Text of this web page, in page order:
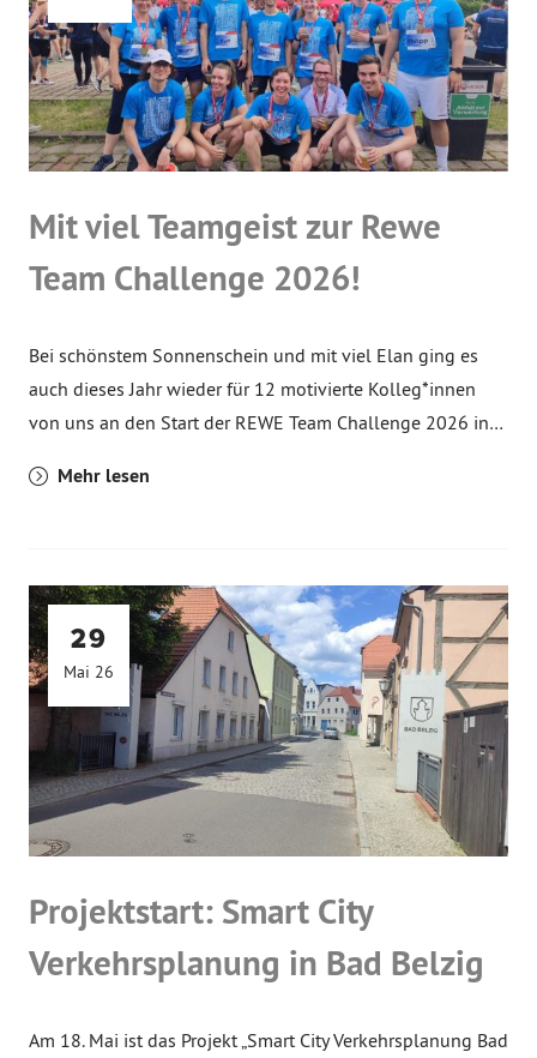
Mit viel Teamgeist zur Rewe
Team Challenge 2026!
Bei schönstem Sonnenschein und mit viel Elan ging es
auch dieses Jahr wieder für 12 motivierte Kolleg*innen
von uns an den Start der REWE Team Challenge 2026 in…
Mehr lesen
29
Mai 26
Projektstart: Smart City
Verkehrsplanung in Bad Belzig
Am 18. Mai ist das Projekt „Smart City Verkehrsplanung Bad